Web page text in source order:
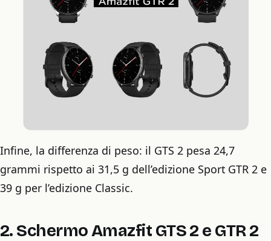
Infine, la differenza di peso: il GTS 2 pesa 24,7
grammi rispetto ai 31,5 g dell’edizione Sport GTR 2 e
39 g per l’edizione Classic.
2. SchermoAmazfit GTS 2 e GTR 2